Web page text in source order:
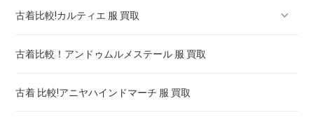
古着比較!カルティエ 服 買取
ロードスター カルティエ 買取価格 ! 高く売るには
カルティエ 時計 タンク 買取 ! 高く売るには
古着比較！アンドゥムルメステール 服 買取
古着 比較!アニヤハインドマーチ 服 買取